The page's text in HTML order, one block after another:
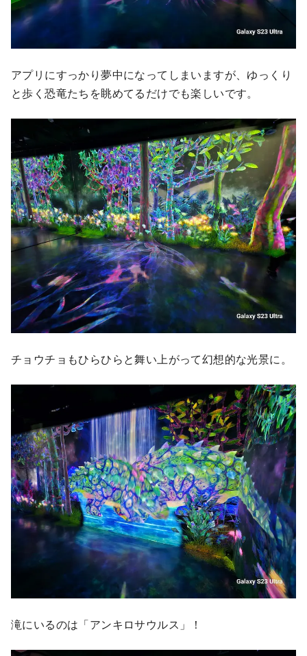
アプリにすっかり夢中になってしまいますが、ゆっくり
と歩く恐竜たちを眺めてるだけでも楽しいです。
チョウチョもひらひらと舞い上がって幻想的な光景に。
滝にいるのは「アンキロサウルス」！